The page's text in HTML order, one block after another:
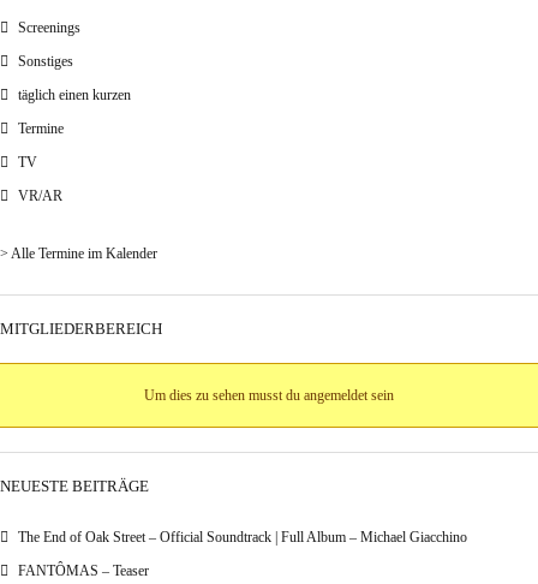
Screenings
Sonstiges
täglich einen kurzen
Termine
TV
VR/AR
> Alle Termine im Kalender
MITGLIEDERBEREICH
Um dies zu sehen musst du angemeldet sein
NEUESTE BEITRÄGE
The End of Oak Street – Official Soundtrack | Full Album – Michael Giacchino
FANTÔMAS – Teaser